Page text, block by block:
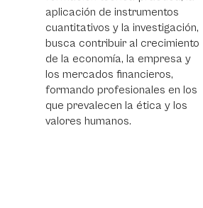
de instrumentos
y la investigación,
contribuir al crecimiento
la economía, la empresa y
mercados financieros,
profesionales en los
prevalecen la ética y los
humanos.